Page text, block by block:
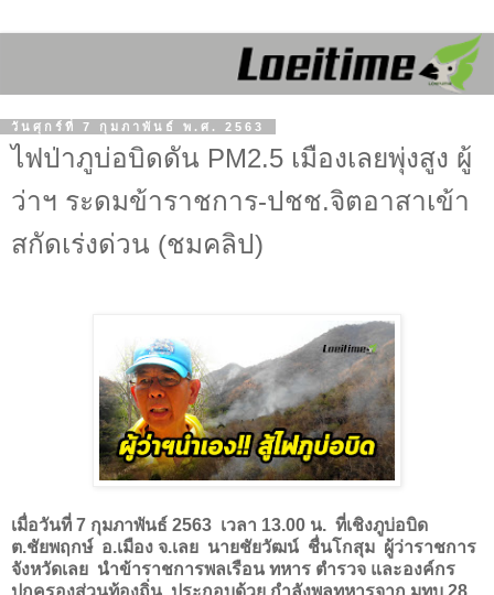
วันศุกร์ที่ 7 กุมภาพันธ์ พ.ศ. 2563
ไฟป่าภูบ่อบิดดัน PM2.5 เมืองเลยพุ่งสูง ผู้
ว่าฯ ระดมข้าราชการ-ปชช.จิตอาสาเข้า
สกัดเร่งด่วน (ชมคลิป)
เมื่อวันที่ 7 กุมภาพันธ์ 2563 เวลา 13.00 น. ที่เชิงภูบ่อบิด
ต.ชัยพฤกษ์ อ.เมือง จ.เลย นายชัยวัฒน์ ชื่นโกสุม ผู้ว่าราชการ
จังหวัดเลย นำข้าราชการพลเรือน ทหาร ตำรวจ และองค์กร
ปกครองส่วนท้องถิ่น ประกอบด้วย กำลังพลทหารจาก มทบ.28